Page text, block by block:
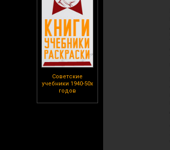
Советские
учебники 1940-50х
годов